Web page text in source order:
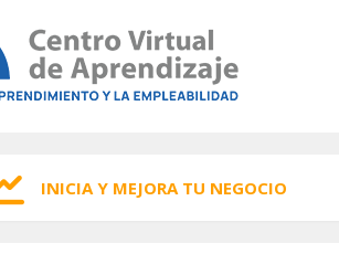
INICIA Y MEJORA TU NEGOCIO